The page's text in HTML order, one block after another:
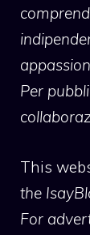
Per
This
the
For